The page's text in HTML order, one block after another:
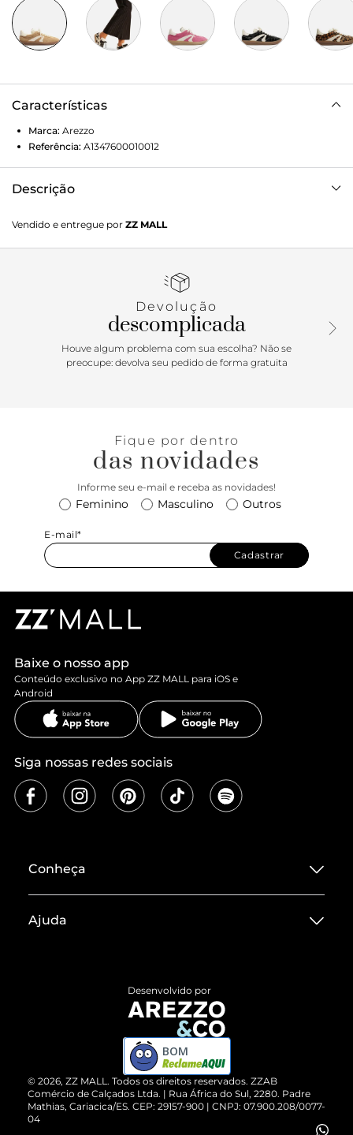
Características
Marca: Arezzo
Referência: A1347600010012
Descrição
solado baixo emborrachado bege. Traz cabedal com
recortes e aplicações em couro branco no calcanhar e nas
em cadarços brancos e tag do nome da marca na língua,
Vendido e entregue por ZZ MALL
Devolução
descomplicada
Houve algum problema com sua escolha? Não se
preocupe: devolva seu pedido de forma gratuita
Fique por dentro
das novidades
Informe seu e-mail e receba as novidades!
Feminino Masculino Outros
E-mail*
Cadastrar
Baixe o nosso app
Conteúdo exclusivo no App ZZ MALL para iOS e
Android
Siga nossas redes sociais
Conheça
Termos de Uso
ZZ MALL é confiável
Cartão Presente
Vendas Corporativas
Ajuda
Devolução do Produto
Compre pelo WhatsApp
© 2026, ZZ MALL. Todos os direitos reservados. ZZAB
Comércio de Calçados Ltda. | Rua África do Sul, 2280. Padre
Mathias, Cariacica/ES. CEP: 29157-900 | CNPJ: 07.900.208/0077-
04
Desenvolvido por
BOM